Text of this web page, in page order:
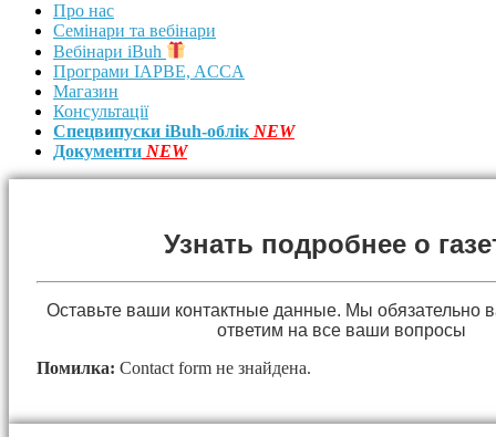
Про нас
Семінари та вебінари
Вебінари iBuh
Програми IAPBE, ACCA
Магазин
Консультації
Спецвипуски iBuh-облік NEW
Документи NEW
Узнать подробнее о
Оставьте ваши контактные данные. Мы обязательно
ответим на все ваши вопросы
Помилка: Contact form не знайдена.